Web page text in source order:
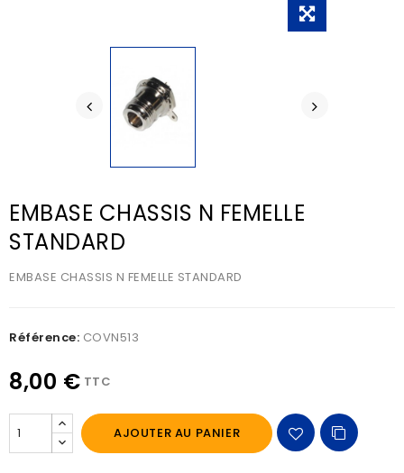
EMBASE CHASSIS N FEMELLE
STANDARD
EMBASE CHASSIS N FEMELLE STANDARD
Référence: COVN513
8,00 € TTC
AJOUTER AU PANIER